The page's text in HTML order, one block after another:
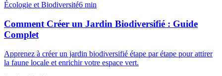
Écologie et Biodiversité6 min
Comment Créer un Jardin Biodiversifié : Guide
Complet
Apprenez à créer un jardin biodiversifié étape par étape pour attirer
la faune locale et enrichir votre espace vert.